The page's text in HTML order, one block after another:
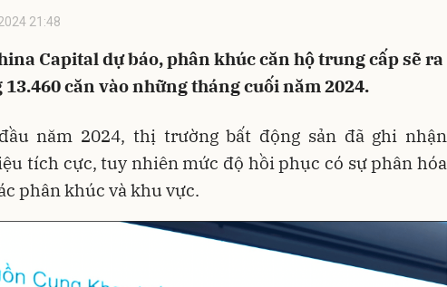
21:48
Capital dự báo, phân khúc căn hộ trung cấp sẽ ra
căn vào những tháng cuối năm 2024.
năm 2024, thị trường bất động sản đã ghi nhận
tích cực, tuy nhiên mức độ hồi phục có sự phân hóa
phân khúc và khu vực.